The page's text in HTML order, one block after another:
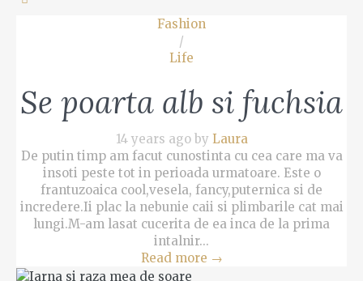
Fashion
/
Life
Se poarta alb si fuchsia
14 years ago by Laura
De putin timp am facut cunostinta cu cea care ma va
insoti peste tot in perioada urmatoare. Este o
frantuzoaica cool,vesela, fancy,puternica si de
incredere.Ii plac la nebunie caii si plimbarile cat mai
lungi.M-am lasat cucerita de ea inca de la prima
intalnir...
Read more →